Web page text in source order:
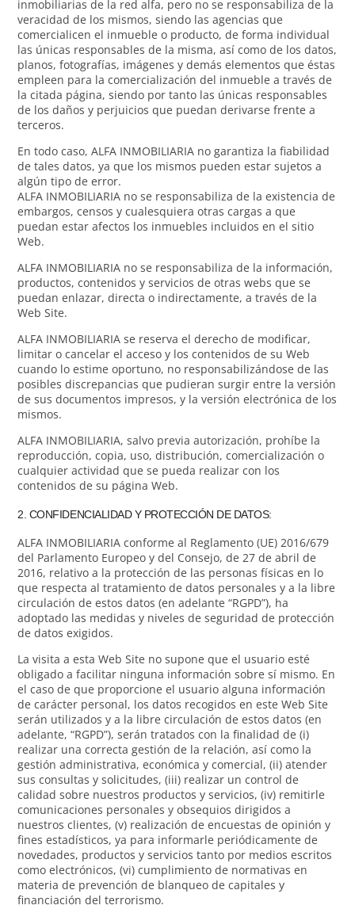
inmobiliarias de la red alfa, pero no se responsabiliza de la
veracidad de los mismos, siendo las agencias que
comercialicen el inmueble o producto, de forma individual
las únicas responsables de la misma, así como de los datos,
planos, fotografías, imágenes y demás elementos que éstas
empleen para la comercialización del inmueble a través de
la citada página, siendo por tanto las únicas responsables
de los daños y perjuicios que puedan derivarse frente a
terceros.
En todo caso, ALFA INMOBILIARIA no garantiza la fiabilidad
de tales datos, ya que los mismos pueden estar sujetos a
algún tipo de error.
ALFA INMOBILIARIA no se responsabiliza de la existencia de
embargos, censos y cualesquiera otras cargas a que
puedan estar afectos los inmuebles incluidos en el sitio
Web.
ALFA INMOBILIARIA no se responsabiliza de la información,
productos, contenidos y servicios de otras webs que se
puedan enlazar, directa o indirectamente, a través de la
Web Site.
ALFA INMOBILIARIA se reserva el derecho de modificar,
limitar o cancelar el acceso y los contenidos de su Web
cuando lo estime oportuno, no responsabilizándose de las
posibles discrepancias que pudieran surgir entre la versión
de sus documentos impresos, y la versión electrónica de los
mismos.
ALFA INMOBILIARIA, salvo previa autorización, prohíbe la
reproducción, copia, uso, distribución, comercialización o
cualquier actividad que se pueda realizar con los
contenidos de su página Web.
2. CONFIDENCIALIDAD Y PROTECCIÓN DE DATOS:
ALFA INMOBILIARIA conforme al Reglamento (UE) 2016/679
del Parlamento Europeo y del Consejo, de 27 de abril de
2016, relativo a la protección de las personas físicas en lo
que respecta al tratamiento de datos personales y a la libre
circulación de estos datos (en adelante “RGPD”), ha
adoptado las medidas y niveles de seguridad de protección
de datos exigidos.
La visita a esta Web Site no supone que el usuario esté
obligado a facilitar ninguna información sobre sí mismo. En
el caso de que proporcione el usuario alguna información
de carácter personal, los datos recogidos en este Web Site
serán utilizados y a la libre circulación de estos datos (en
adelante, “RGPD”), serán tratados con la finalidad de (i)
realizar una correcta gestión de la relación, así como la
gestión administrativa, económica y comercial, (ii) atender
sus consultas y solicitudes, (iii) realizar un control de
calidad sobre nuestros productos y servicios, (iv) remitirle
comunicaciones personales y obsequios dirigidos a
nuestros clientes, (v) realización de encuestas de opinión y
fines estadísticos, ya para informarle periódicamente de
novedades, productos y servicios tanto por medios escritos
como electrónicos, (vi) cumplimiento de normativas en
materia de prevención de blanqueo de capitales y
financiación del terrorismo.